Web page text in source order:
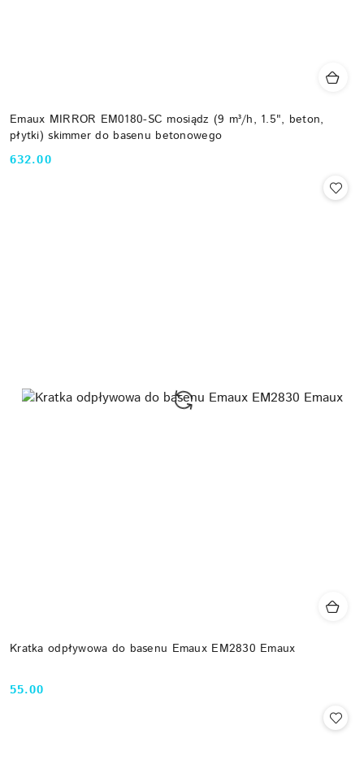
Emaux MIRROR EM0180-SC mosiądz (9 m³/h, 1.5", beton,
płytki) skimmer do basenu betonowego
Cena:
632.00
Kratka odpływowa do basenu Emaux EM2830 Emaux
Cena:
55.00